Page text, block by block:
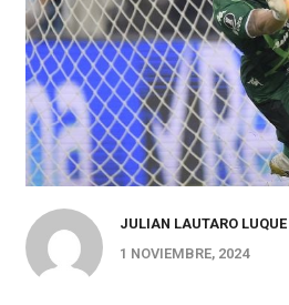
JULIAN LAUTARO
1 NOVIEMBRE, 2024